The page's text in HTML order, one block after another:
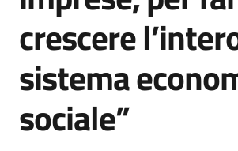
crescere
sistema
sociale”